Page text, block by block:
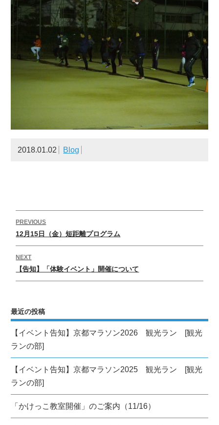
2018.01.02 Blog
稿
ビ
ゲ
ー
ョ
ン
PREVIOUS
Previous
post:
12月15日（金）短距離プログラム
NEXT
Next
post:
【告知】「体験イベント」開催について
最近の投稿
【イベント告知】京都マラソン2026 観光ラン [観光
ランの部]
【イベント告知】京都マラソン2025 観光ラン [観光
ランの部]
「かけっこ教室開催」のご案内（11/16）